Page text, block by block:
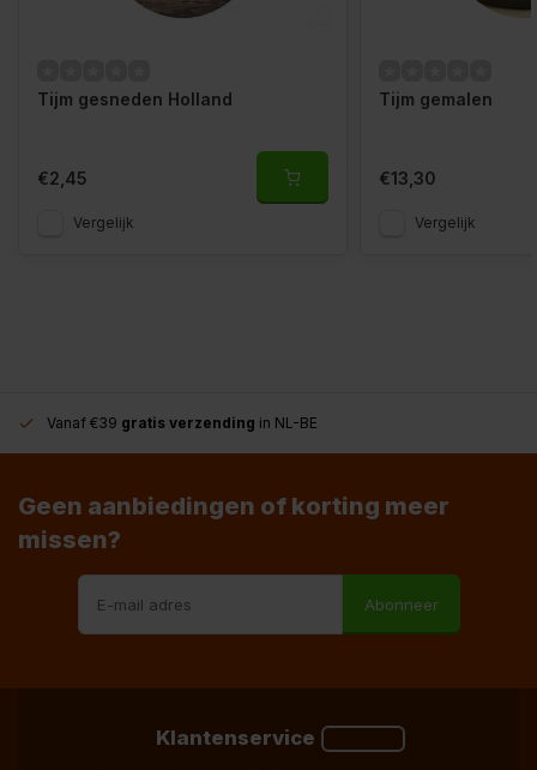
Tijm gesneden Holland
€2,45
Vergelijk
Tijm gemalen
€13,30
Vergelijk
Vanaf €39 gratis verzending in NL-BE
Geen aanbiedingen of korting meer
missen?
Abonneer
Klantenservice